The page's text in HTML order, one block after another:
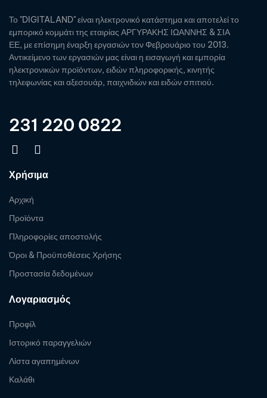
Το "DIGITALAND" είναι ηλεκτρονικό κατάστημα και αποτελεί το
εμπορικό κομμάτι της εταιρίας ΑΡΓΥΡΑΚΗΣ ΙΩΑΝΝΗΣ & ΣΙΑ
ΕΕ, με επίσημη έναρξη εργασιών τον Φεβρουάριο του 2013.
Αντικείμενο των εργασιών μας είναι η εισαγωγή και εμπορία
ηλεκτρονικών προϊόντων, ειδών πληροφορικής, κινητής
τηλεφωνίας και αξεσουάρ, παιχνιδιών και ειδών σπιτιού.
231 220 0822
Χρήσιμα
Αρχική
Προϊόντα
Πληροφορίες αποστολής
Όροι & Προϋποθέσεις Χρήσης
Προστασία δεδομένων
Λογαριασμός
Προφίλ
Ιστορικό παραγγελιών
Λίστα αγαπημένων
Καλάθι